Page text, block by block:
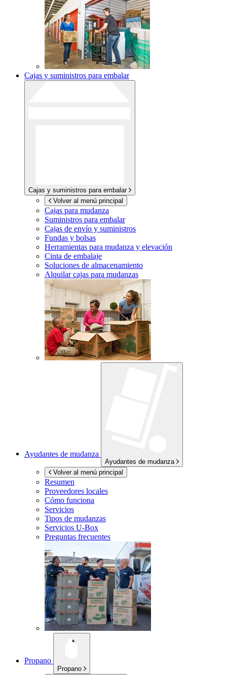
Cajas y suministros para embalar
Cajas y suministros para embalar
Volver al menú principal
Cajas para mudanza
Suministros para embalar
Cajas de envío y suministros
Fundas y bolsas
Herramientas para mudanza y elevación
Cinta de embalaje
Soluciones de almacenamiento
Alquilar cajas para mudanzas
Ayudantes de mudanza
Ayudantes de mudanza
Volver al menú principal
Resumen
Proveedores locales
Cómo funciona
Servicios
Tipos de mudanzas
Servicios U-Box
Preguntas frecuentes
Propano
Propano